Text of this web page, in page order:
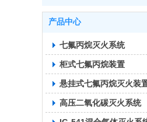
产品中心
七氟丙烷灭火系统
柜式七氟丙烷装置
悬挂式七氟丙烷灭火装
高压二氧化碳灭火系统